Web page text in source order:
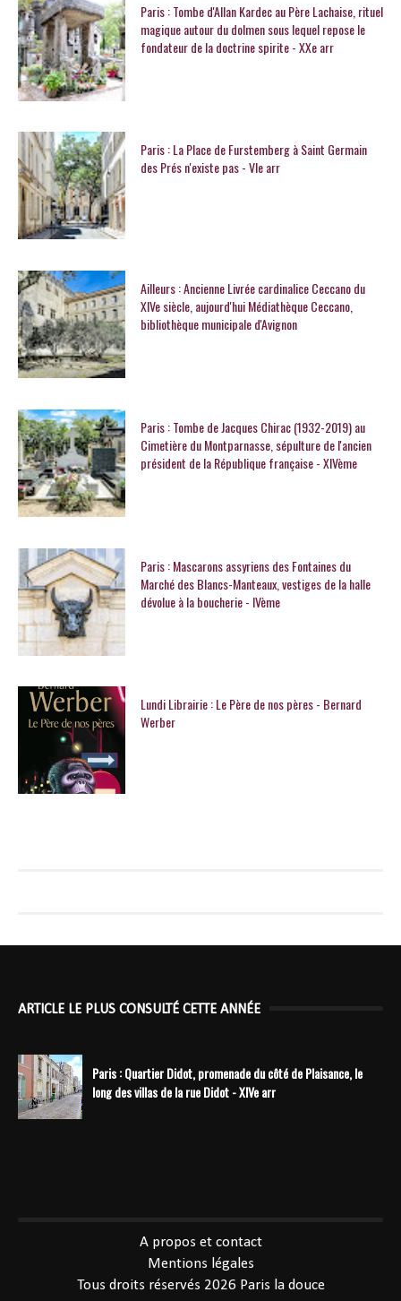
Paris : Tombe d'Allan Kardec au Père Lachaise, rituel
magique autour du dolmen sous lequel repose le
fondateur de la doctrine spirite - XXe arr
Paris : La Place de Furstemberg à Saint Germain
des Prés n'existe pas - VIe arr
Ailleurs : Ancienne Livrée cardinalice Ceccano du
XIVe siècle, aujourd'hui Médiathèque Ceccano,
bibliothèque municipale d'Avignon
Paris : Tombe de Jacques Chirac (1932-2019) au
Cimetière du Montparnasse, sépulture de l'ancien
président de la République française - XIVème
Paris : Mascarons assyriens des Fontaines du
Marché des Blancs-Manteaux, vestiges de la halle
dévolue à la boucherie - IVème
Lundi Librairie : Le Père de nos pères - Bernard
Werber
ARTICLE LE PLUS CONSULTÉ CETTE ANNÉE
Paris : Quartier Didot, promenade du côté de Plaisance, le
long des villas de la rue Didot - XIVe arr
A propos et contact
Mentions légales
Tous droits réservés 2026 Paris la douce